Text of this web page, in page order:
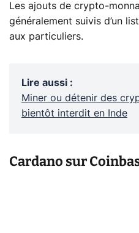
Les ajouts de crypto-
généralement suivis d’un
aux particuliers.
Lire aussi :
Miner ou détenir des
bientôt interdit en Inde
Cardano sur